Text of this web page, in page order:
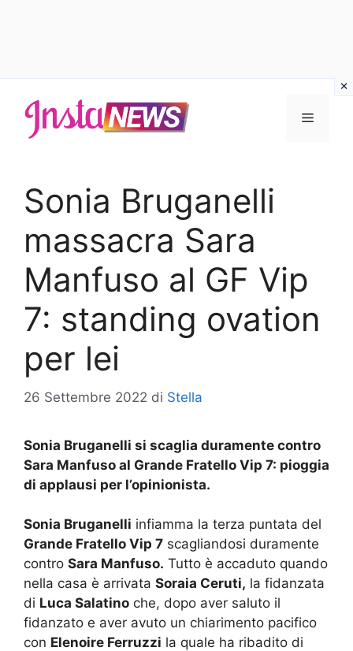
contenuto
Menu
Sonia Bruganelli
massacra Sara
Manfuso al GF Vip
7: standing ovation
per lei
26 Settembre 2022 di Stella
Sonia Bruganelli si scaglia duramente contro
Sara Manfuso al Grande Fratello Vip 7: pioggia
di applausi per l’opinionista.
Sonia Bruganelli infiamma la terza puntata del
Grande Fratello Vip 7 scagliandosi duramente
contro Sara Manfuso. Tutto è accaduto quando
nella casa è arrivata Soraia Ceruti, la fidanzata
di Luca Salatino che, dopo aver saluto il
fidanzato e aver avuto un chiarimento pacifico
con Elenoire Ferruzzi la quale ha ribadito di